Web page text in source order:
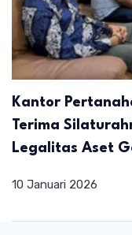
Kantor
Terima
Legalitas Aset
10 Januari 2026